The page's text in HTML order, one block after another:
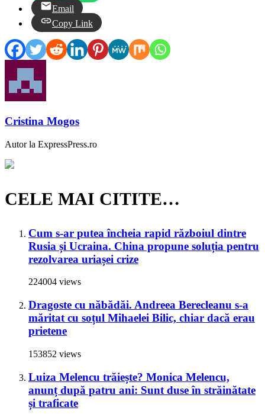
Email
Copy Link
Cristina Mogos
Autor la ExpressPress.ro
CELE MAI CITITE…
Cum s-ar putea încheia rapid războiul dintre
Rusia și Ucraina. China propune soluția pentru
rezolvarea uriașei crize
224004 views
Dragoste cu năbădăi. Andreea Berecleanu s-a
măritat cu soțul Mihaelei Bilic, chiar dacă erau
prietene
153852 views
Luiza Melencu trăiește? Monica Melencu,
anunț după patru ani: Sunt duse în străinătate
și traficate